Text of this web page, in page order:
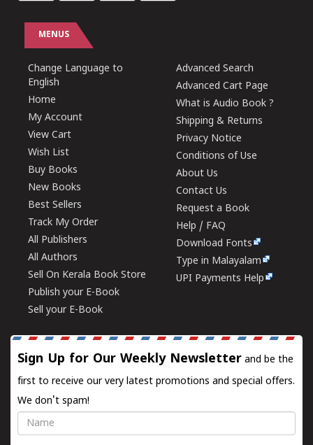
MENUS
Change Language to
English
Home
My Account
View Cart
Wish List
Buy Books
New Books
Best Sellers
Track My Order
All Publishers
All Authors
Sell On Kerala Book Store
Publish your E-Book
Sell your E-Book
Advanced Search
Advanced Cart Page
What is Audio Book ?
Shipping & Returns
Privacy Notice
Conditions of Use
About Us
Contact Us
Request a Book
Help / FAQ
Download Fonts
Type in Malayalam
UPI Payments Help
Sign Up for Our Weekly Newsletter and be the
first to receive our very latest promotions and special offers.
We don't spam!
Name